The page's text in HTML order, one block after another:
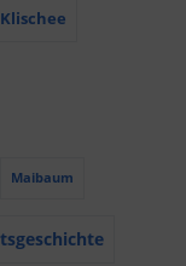
Klischee
Maibaum